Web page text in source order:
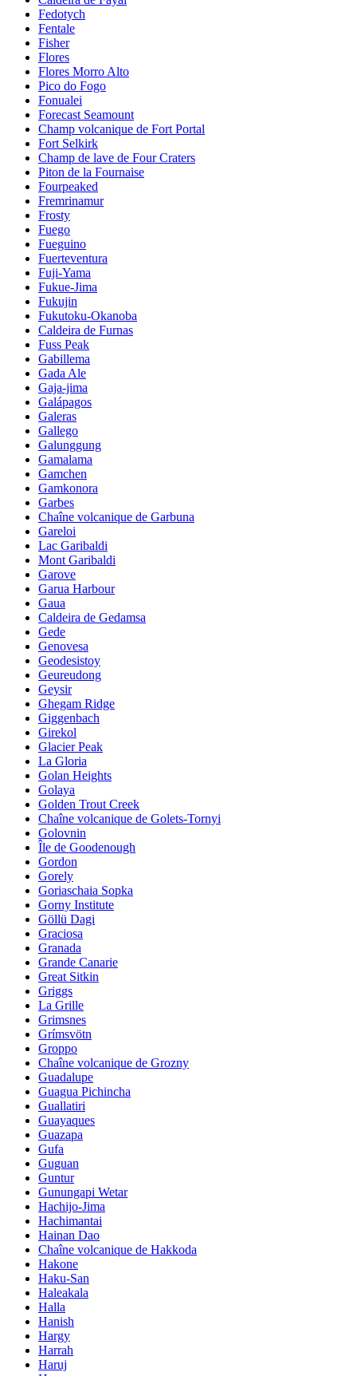
Fedotych
Fentale
Fisher
Flores
Flores Morro Alto
Pico do Fogo
Fonualei
Forecast Seamount
Champ volcanique de Fort Portal
Fort Selkirk
Champ de lave de Four Craters
Piton de la Fournaise
Fourpeaked
Fremrinamur
Frosty
Fuego
Fueguino
Fuerteventura
Fuji-Yama
Fukue-Jima
Fukujin
Fukutoku-Okanoba
Caldeira de Furnas
Fuss Peak
Gabillema
Gada Ale
Gaja-jima
Galápagos
Galeras
Gallego
Galunggung
Gamalama
Gamchen
Gamkonora
Garbes
Chaîne volcanique de Garbuna
Gareloi
Lac Garibaldi
Mont Garibaldi
Garove
Garua Harbour
Gaua
Caldeira de Gedamsa
Gede
Genovesa
Geodesistoy
Geureudong
Geysir
Ghegam Ridge
Giggenbach
Girekol
Glacier Peak
La Gloria
Golan Heights
Golaya
Golden Trout Creek
Chaîne volcanique de Golets-Tornyi
Golovnin
Île de Goodenough
Gordon
Gorely
Goriaschaia Sopka
Gorny Institute
Göllü Dagi
Graciosa
Granada
Grande Canarie
Great Sitkin
Griggs
La Grille
Grimsnes
Grímsvötn
Groppo
Chaîne volcanique de Grozny
Guadalupe
Guagua Pichincha
Guallatiri
Guayaques
Guazapa
Gufa
Guguan
Guntur
Gunungapi Wetar
Hachijo-Jima
Hachimantai
Hainan Dao
Chaîne volcanique de Hakkoda
Hakone
Haku-San
Haleakala
Halla
Hanish
Hargy
Harrah
Haruj